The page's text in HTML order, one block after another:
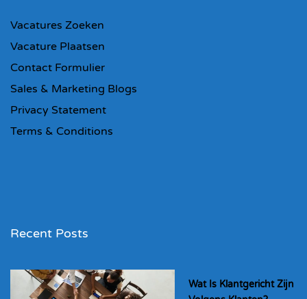
Vacatures Zoeken
Vacature Plaatsen
Contact Formulier
Sales & Marketing Blogs
Privacy Statement
Terms & Conditions
Recent Posts
Wat Is Klantgericht Zijn